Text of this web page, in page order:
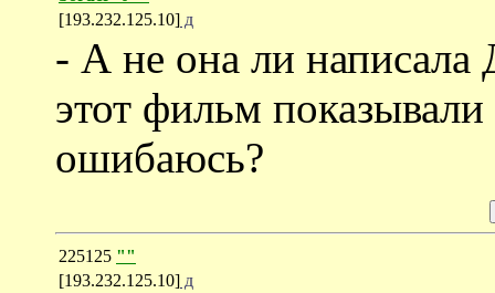
[193.232.125.10] д
- А не она ли
этот фильм
ошибаюсь?
225125 ""
[193.232.125.10] д